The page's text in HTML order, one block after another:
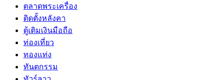
ตลาดพระเครื่อง
ติดตั้งหลังคา
ตู้เติมเงินมือถือ
ท่องเที่ยว
ทองแท่ง
ทันตกรรม